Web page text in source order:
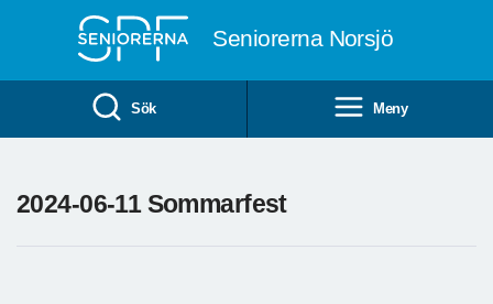
Seniorerna Norsjö
Sök Meny
2024-06-11 Sommarfest